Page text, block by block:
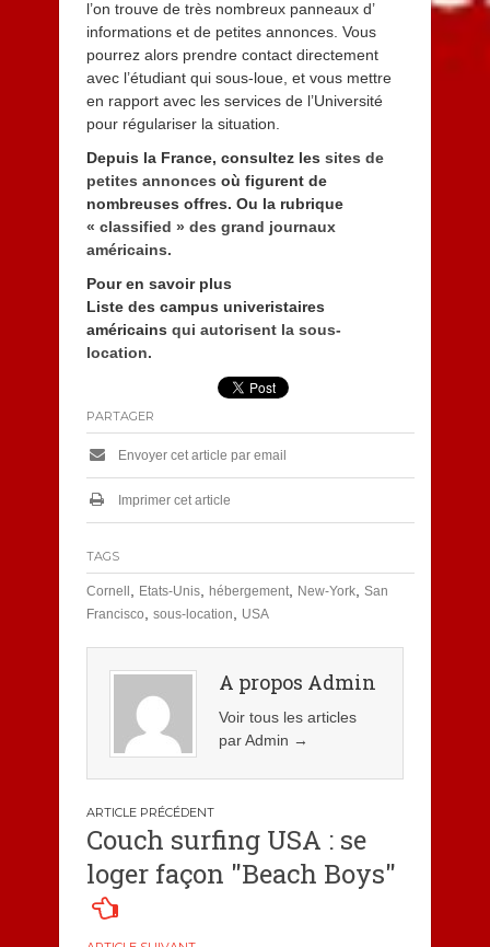
l’on trouve de très nombreux panneaux d’
informations et de petites annonces. Vous
pourrez alors prendre contact directement
avec l’étudiant qui sous-loue, et vous mettre
en rapport avec les services de l’Université
pour régulariser la situation.
Depuis la France, consultez les sites de
petites annonces où figurent de
nombreuses offres. Ou la rubrique
« classified » des grand journaux
américains.
Pour en savoir plus
Liste des campus univeristaires
américains qui autorisent la sous-
location.
PARTAGER
Envoyer cet article par email
Imprimer cet article
TAGS
Cornell Etats-Unis, hébergement, New-York, San
Francisco
sous-location USA
A propos Admin
Voir tous les articles
par Admin →
Navigation
de
l’article
Couch surfing USA : se
loger façon "Beach Boys"